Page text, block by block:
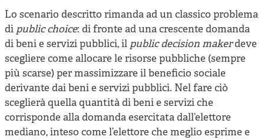
Lo scenario descritto rimanda ad un classico problema
di public choice: di fronte ad una crescente domanda
di beni e servizi pubblici, il public decision makerdeve
scegliere come allocare le risorse pubbliche (sempre
più scarse) per massimizzare il beneficio sociale
derivante dai beni e servizi pubblici. Nel fare ciò
sceglierà quella quantità di beni e servizi che
corrisponde alla domanda esercitata dall’elettore
mediano, inteso come l’elettore che meglio esprime e